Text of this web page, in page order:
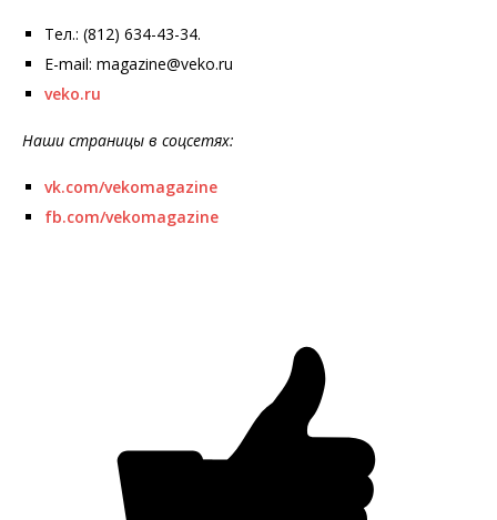
Тел.: (812) 634-43-34.
E-mail: magazine@veko.ru
veko.ru
Наши страницы в соцсетях:
vk.com/vekomagazine
fb.com/vekomagazine